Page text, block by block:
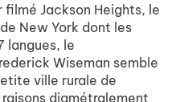
filmé Jackson Heights, le
New York dont les
langues, le
Wiseman semble
ville rurale de
raisons diamétralement